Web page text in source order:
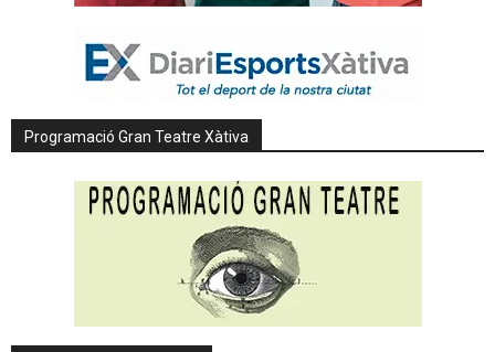
Programació Gran Teatre Xàtiva